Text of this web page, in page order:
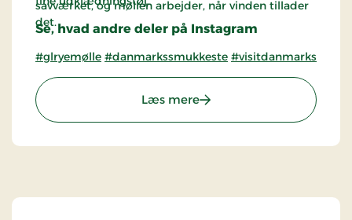
savværket, og møllen arbejder, når vinden tillader
det.
Se, hvad andre deler på Instagram
#glryemølle #danmarkssmukkeste
Læs mere: Museet på Gl. Rye Mølle